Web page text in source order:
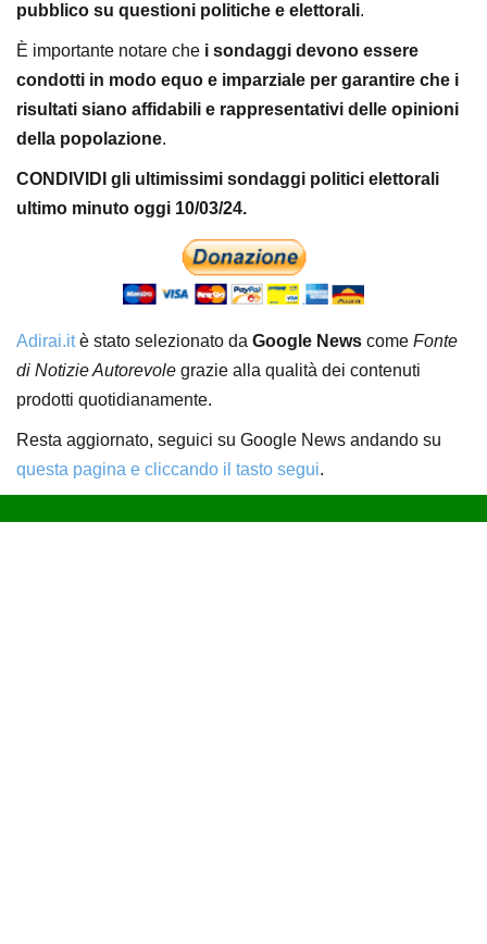
pubblico su questioni politiche e elettorali.
È importante notare che i sondaggi devono essere
condotti in modo equo e imparziale per garantire che i
risultati siano affidabili e rappresentativi delle opinioni
della popolazione.
CONDIVIDI gli ultimissimi sondaggi politici elettorali
ultimo minuto oggi 10/03/24.
Adirai.itè stato selezionato da Google News come Fonte
di Notizie Autorevole grazie alla qualità dei contenuti
prodotti quotidianamente.
Resta aggiornato, seguici su Google News andando su
questa pagina e cliccando il tasto segui.